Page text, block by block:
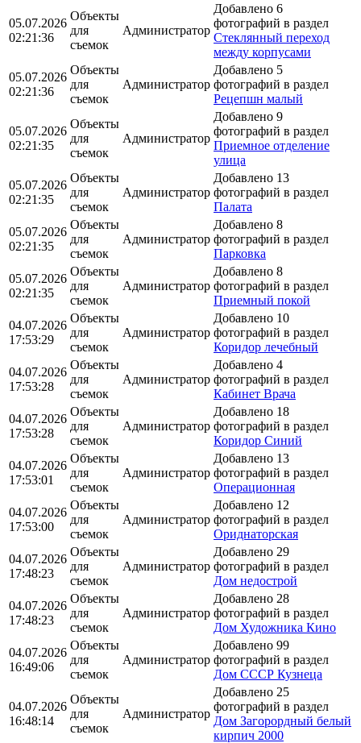
05.07.2026
02:21:36
Объекты
для
съемок
Администратор
Добавлено 6
фотографий в раздел
Стеклянный переход
между корпусами
05.07.2026
02:21:36
Объекты
для
съемок
Администратор
Добавлено 5
фотографий в раздел
Рецепшн малый
05.07.2026
02:21:35
Объекты
для
съемок
Администратор
Добавлено 9
фотографий в раздел
Приемное отделение
улица
05.07.2026
02:21:35
Объекты
для
съемок
Администратор
Добавлено 13
фотографий в раздел
Палата
05.07.2026
02:21:35
Объекты
для
съемок
Администратор
Добавлено 8
фотографий в раздел
Парковка
05.07.2026
02:21:35
Объекты
для
съемок
Администратор
Добавлено 8
фотографий в раздел
Приемный покой
04.07.2026
17:53:29
Объекты
для
съемок
Администратор
Добавлено 10
фотографий в раздел
Коридор лечебный
04.07.2026
17:53:28
Объекты
для
съемок
Администратор
Добавлено 4
фотографий в раздел
Кабинет Врача
04.07.2026
17:53:28
Объекты
для
съемок
Администратор
Добавлено 18
фотографий в раздел
Коридор Синий
04.07.2026
17:53:01
Объекты
для
съемок
Администратор
Добавлено 13
фотографий в раздел
Операционная
04.07.2026
17:53:00
Объекты
для
съемок
Администратор
Добавлено 12
фотографий в раздел
Ориднаторская
04.07.2026
17:48:23
Объекты
для
съемок
Администратор
Добавлено 29
фотографий в раздел
Дом недострой
04.07.2026
17:48:23
Объекты
для
съемок
Администратор
Добавлено 28
фотографий в раздел
Дом Художника Кино
04.07.2026
16:49:06
Объекты
для
съемок
Администратор
Добавлено 99
фотографий в раздел
Дом СССР Кузнеца
04.07.2026
16:48:14
Объекты
для
съемок
Администратор
Добавлено 25
фотографий в раздел
Дом Загорордный белый
кирпич 2000